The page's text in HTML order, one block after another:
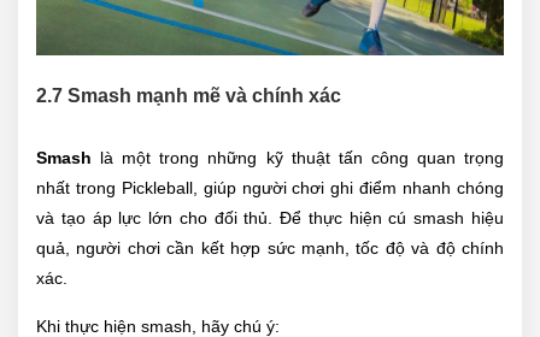
2.7 Smash mạnh mẽ và chính xác
Smash là một trong những kỹ thuật tấn công quan trọng
nhất trong Pickleball, giúp người chơi ghi điểm nhanh chóng
và tạo áp lực lớn cho đối thủ. Để thực hiện cú smash hiệu
quả, người chơi cần kết hợp sức mạnh, tốc độ và độ chính
xác.
Khi thực hiện smash, hãy chú ý: